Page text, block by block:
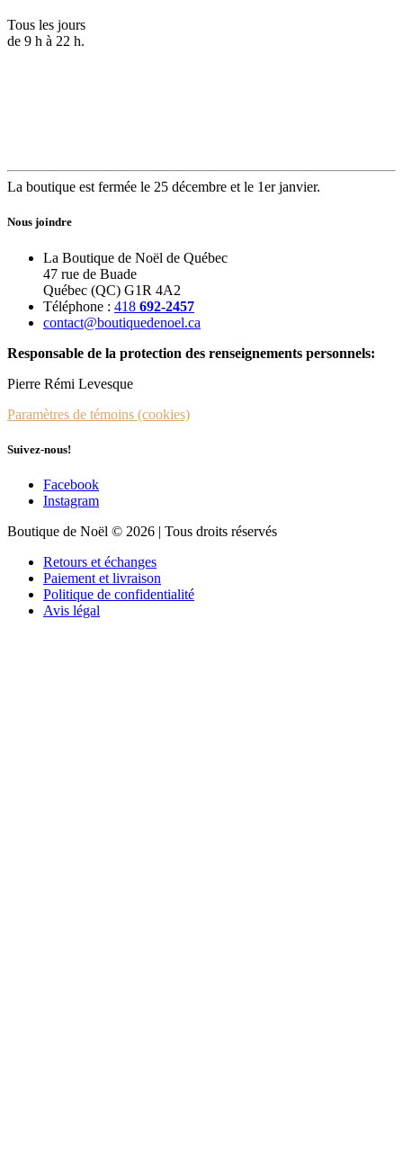
Tous les jours
de 9 h à 22 h.
La boutique est fermée le 25 décembre et le 1er janvier.
Nous joindre
La Boutique de Noël de Québec
47 rue de Buade
Québec (QC) G1R 4A2
Téléphone : 418 692-2457
contact@boutiquedenoel.ca
Responsable de la protection des renseignements personnels:
Pierre Rémi Levesque
Paramètres de témoins (cookies)
Suivez-nous!
Facebook
Instagram
Boutique de Noël © 2026 | Tous droits réservés
Retours et échanges
Paiement et livraison
Politique de confidentialité
Avis légal